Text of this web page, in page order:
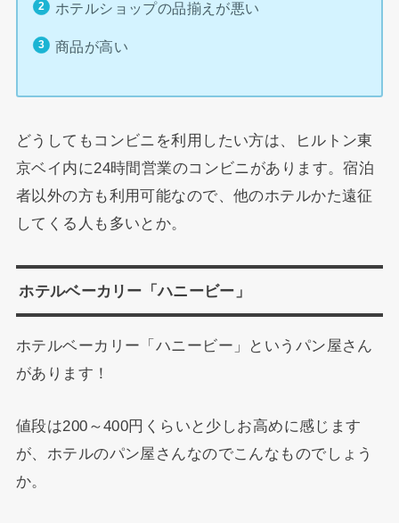
ホテルショップの品揃えが悪い
商品が高い
どうしてもコンビニを利用したい方は、ヒルトン東
京ベイ内に24時間営業のコンビニがあります。宿泊
者以外の方も利用可能なので、他のホテルかた遠征
してくる人も多いとか。
ホテルベーカリー「ハニービー」
ホテルベーカリー「ハニービー」というパン屋さん
があります！
値段は200～400円くらいと少しお高めに感じます
が、ホテルのパン屋さんなのでこんなものでしょう
か。